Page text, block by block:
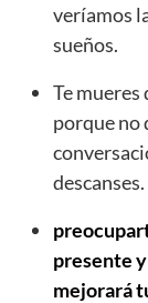
veríamos
sueños.
Te mueres
porque no
descanses.
presente
mejorará